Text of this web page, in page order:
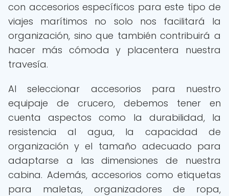
con accesorios específicos para este tipo de
viajes marítimos no solo nos facilitará la
organización, sino que también contribuirá a
hacer más cómoda y placentera nuestra
travesía.
Al seleccionar accesorios para nuestro
equipaje de crucero, debemos tener en
cuenta aspectos como la durabilidad, la
resistencia al agua, la capacidad de
organización y el tamaño adecuado para
adaptarse a las dimensiones de nuestra
cabina. Además, accesorios como etiquetas
para maletas, organizadores de ropa,